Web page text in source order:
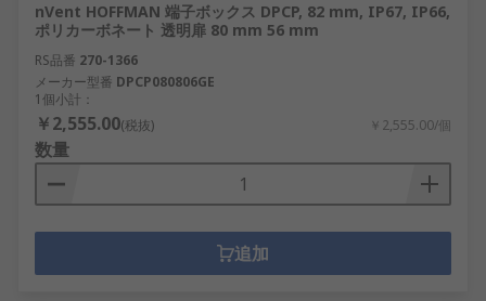
nVent HOFFMAN 端子ボックス DPCP, 82 mm, IP67, IP66,
ポリカーボネート 透明扉 80 mm 56 mm
RS品番 270-1366
メーカー型番 DPCP080806GE
1個小計：
￥2,555.00(税抜) ￥2,555.00/個
数量
追加